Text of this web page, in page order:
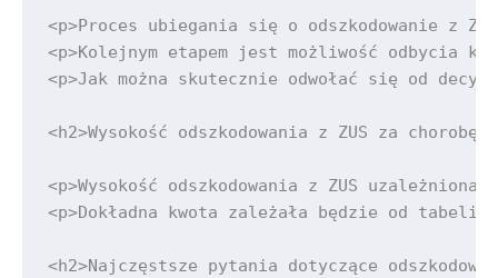
<p>Proces ubiegania się o odszkodowanie z
<p>Kolejnym etapem jest możliwość odbycia
<p>Jak można skutecznie odwołać się od
<h2>Wysokość odszkodowania z ZUS za
<p>Wysokość odszkodowania z ZUS
<p>Dokładna kwota zależała będzie od
<h2>Najczęstsze pytania dotyczące